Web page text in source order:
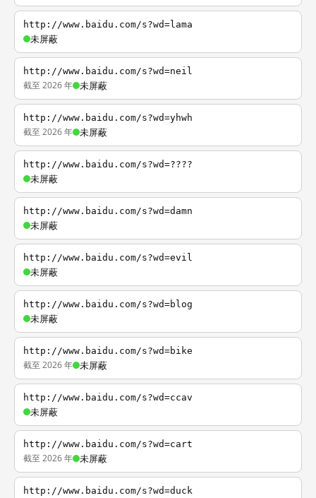
http://www.baidu.com/s?wd=lama
未屏蔽
http://www.baidu.com/s?wd=neil
截至 2026 年 未屏蔽
http://www.baidu.com/s?wd=yhwh
截至 2026 年 未屏蔽
http://www.baidu.com/s?wd=????
未屏蔽
http://www.baidu.com/s?wd=damn
未屏蔽
http://www.baidu.com/s?wd=evil
未屏蔽
http://www.baidu.com/s?wd=blog
未屏蔽
http://www.baidu.com/s?wd=bike
截至 2026 年 未屏蔽
http://www.baidu.com/s?wd=ccav
未屏蔽
http://www.baidu.com/s?wd=cart
截至 2026 年 未屏蔽
http://www.baidu.com/s?wd=duck